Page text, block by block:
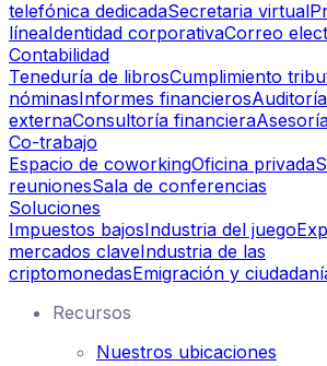
telefónica dedicadaSecretaria virtual
líneaIdentidad corporativaCorreo
Contabilidad
Teneduría de librosCumplimiento
nóminasInformes financierosAuditoría
externaConsultoría financiera
Co-trabajo
Espacio de coworkingOficina privada
reunionesSala de conferencias
Soluciones
Impuestos bajosIndustria del juego
mercados claveIndustria de las
criptomonedasEmigración y
Recursos
Nuestros ubicaciones